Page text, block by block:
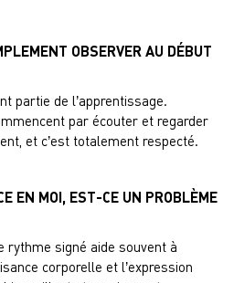
OBSERVER AU DÉBUT
partie de l’apprentissage.
par écouter et regarder
et c’est totalement respecté.
EN MOI, EST-CE UN PROBLÈME
rythme signé aide souvent à
corporelle et l’expression